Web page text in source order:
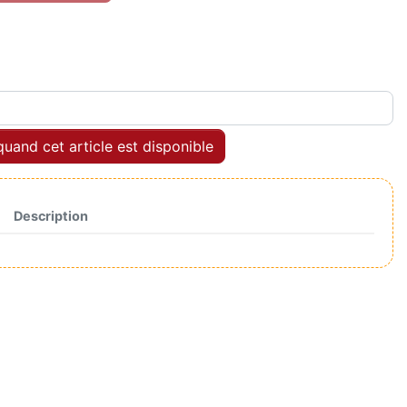
cet article est disponible
Description